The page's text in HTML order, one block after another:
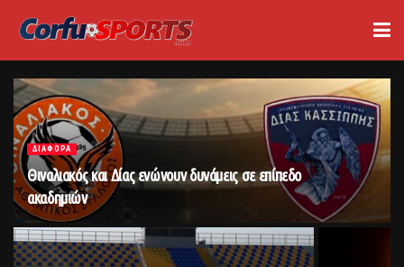
ΔΙΑΦΟΡΑ
Θιναλιακός και Δίας ενώνουν δυνάμεις σε επίπεδο
ακαδημιών